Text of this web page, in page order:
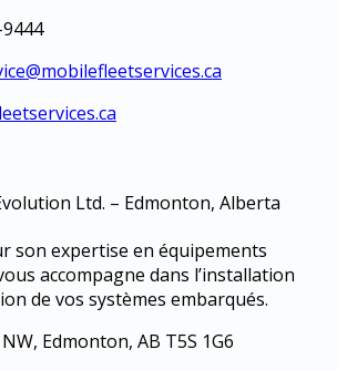
Ltd. – Edmonton, Alberta
son expertise en équipements
accompagne dans l’installation
de vos systèmes embarqués.
Edmonton, AB T5S 1G6